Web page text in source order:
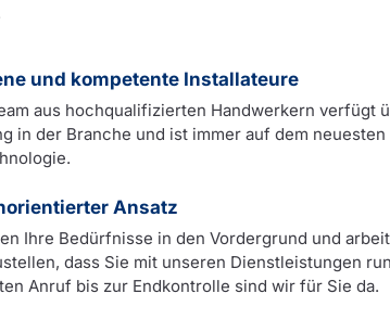
und kompetente Installateure
aus hochqualifizierten Handwerkern verfügt
in der Branche und ist immer auf dem
Ansatz
Ihre Bedürfnisse in den Vordergrund und
dass Sie mit unseren Dienstleistungen
Anruf bis zur Endkontrolle sind wir für Sie da.